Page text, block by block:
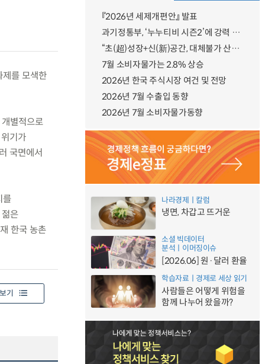
제를 모색한
별적으로
기가
국면에서
를
은
한국 농촌
기
『2026년 세제개편안』 발표
과기정통부, ‘누누티비 시즌2’에 강력 대응 의지 밝혀
“초(超)성장+신(新)공간, 대체불가 산업강국”
7월 소비자물가는 2.8% 상승
2026년 한국 주식시장 여건 및 전망
2026년 7월 수출입 동향
2026년 7월 소비자물가동향
나라경제ㅣ칼럼
냉면, 차갑고 뜨거운
소셜 빅데이터
분석ㅣ이머징이슈
[2026.06] 원·달러 환율
학습자료ㅣ경제로 세상 읽기
사람들은 어떻게 위험을
함께 나누어 왔을까?